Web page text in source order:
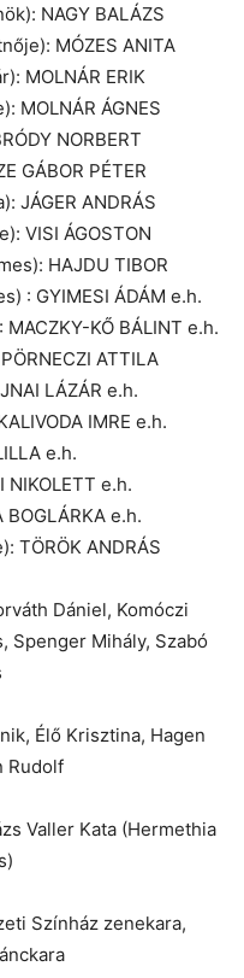
NAGY BALÁZS
MÓZES ANITA
MOLNÁR ERIK
MOLNÁR ÁGNES
NORBERT
GÁBOR PÉTER
JÁGER ANDRÁS
VISI ÁGOSTON
HAJDU TIBOR
: GYIMESI ÁDÁM e.h.
KŐ BÁLINT e.h.
ATTILA
LÁZÁR e.h.
IMRE e.h.
e.h.
NIKOLETT e.h.
BOGLÁRKA e.h.
TÖRÖK ANDRÁS
Dániel, Komóczi
Spenger Mihály, Szabó
Élő Krisztina, Hagen
Rudolf
Valler Kata (Hermethia
Színház zenekara,